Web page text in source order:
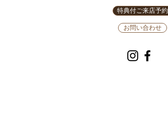
特典付ご来店予約
お問い合わせ